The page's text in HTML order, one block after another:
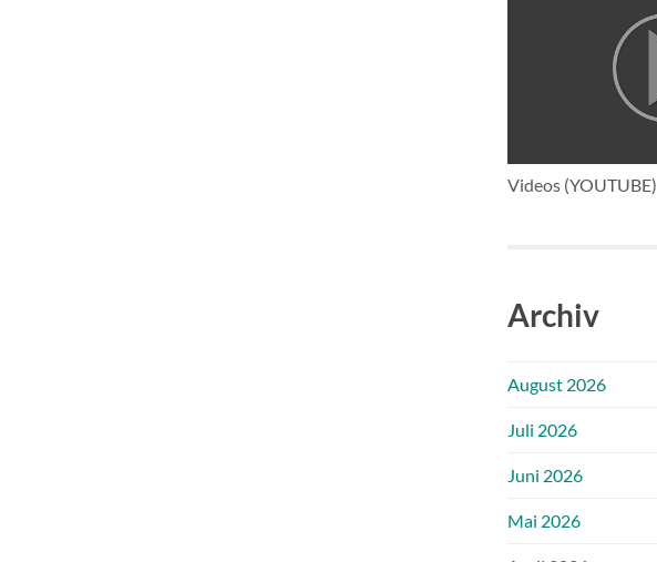
Videos (YOUTUBE)
Archiv
August 2026
Juli 2026
Juni 2026
Mai 2026